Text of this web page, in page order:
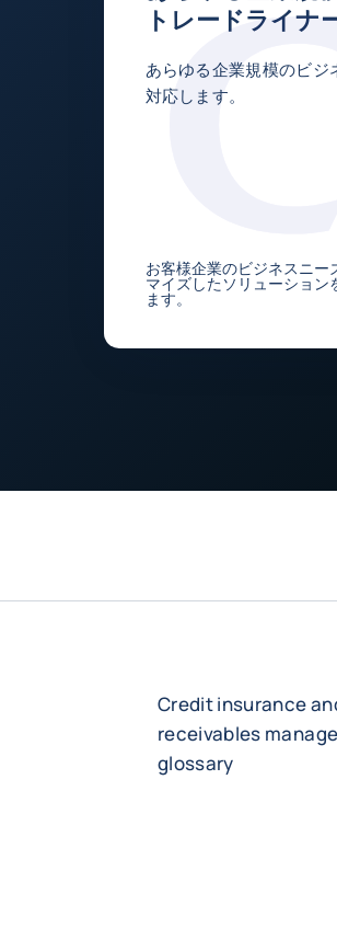
トレードライナ
あらゆる企業規模のビジ
対応します。
お客様企業のビジネスニー
マイズしたソリューション
ます。
Credit insurance
receivables
glossary